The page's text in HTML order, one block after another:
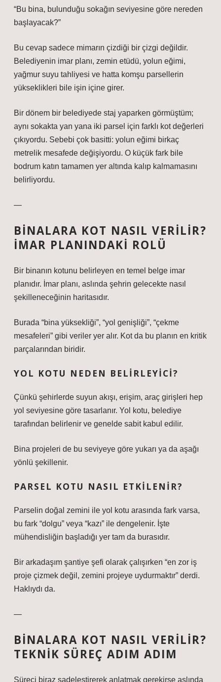
“Bu bina, bulunduğu sokağın seviyesine göre nereden
başlayacak?”
Bu cevap sadece mimarın çizdiği bir çizgi değildir.
Belediyenin imar planı, zemin etüdü, yolun eğimi,
yağmur suyu tahliyesi ve hatta komşu parsellerin
yükseklikleri bile işin içine girer.
Bir dönem bir belediyede staj yaparken görmüştüm;
aynı sokakta yan yana iki parsel için farklı kot değerleri
çıkıyordu. Sebebi çok basitti: yolun eğimi birkaç
metrelik mesafede değişiyordu. O küçük fark bile
bodrum katın tamamen yer altında kalıp kalmamasını
belirliyordu.
—
BINALARA KOT NASIL VERILIR?
İMAR PLANINDAKI ROLÜ
Bir binanın kotunu belirleyen en temel belge imar
planıdır. İmar planı, aslında şehrin gelecekte nasıl
şekilleneceğinin haritasıdır.
Burada “bina yüksekliği”, “yol genişliği”, “çekme
mesafeleri” gibi veriler yer alır. Kot da bu planın en kritik
parçalarından biridir.
YOL KOTU NEDEN BELIRLEYICI?
Çünkü şehirlerde suyun akışı, erişim, araç girişleri hep
yol seviyesine göre tasarlanır. Yol kotu, belediye
tarafından belirlenir ve genelde sabit kabul edilir.
Bina projeleri de bu seviyeye göre yukarı ya da aşağı
yönlü şekillenir.
PARSEL KOTU NASIL ETKILENIR?
Parselin doğal zemini ile yol kotu arasında fark varsa,
bu fark “dolgu” veya “kazı” ile dengelenir. İşte
mühendisliğin başladığı yer tam da burasıdır.
Bir arkadaşım şantiye şefi olarak çalışırken “en zor iş
proje çizmek değil, zemini projeye uydurmaktır” derdi.
Haklıydı da.
—
BINALARA KOT NASIL VERILIR?
TEKNIK SÜREÇ ADIM ADIM
Süreci biraz sadeleştirerek anlatmak gerekirse aslında